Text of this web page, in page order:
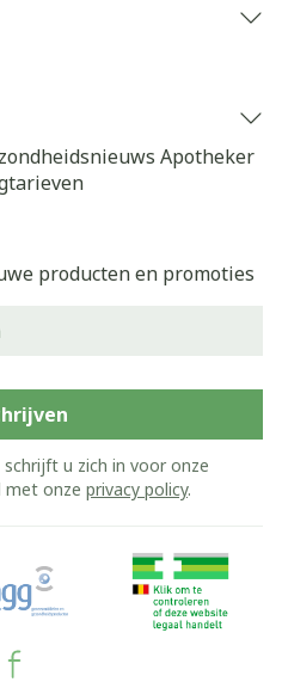
Apotheker
producten en promoties
u zich in voor onze
met onze privacy policy.